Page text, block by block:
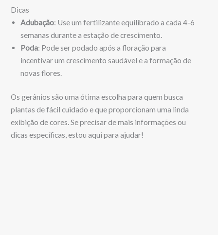
Dicas
Adubação: Use um fertilizante equilibrado a cada 4-6
semanas durante a estação de crescimento.
Poda: Pode ser podado após a floração para
incentivar um crescimento saudável e a formação de
novas flores.
Os gerânios são uma ótima escolha para quem busca
plantas de fácil cuidado e que proporcionam uma linda
exibição de cores. Se precisar de mais informações ou
dicas específicas, estou aqui para ajudar!